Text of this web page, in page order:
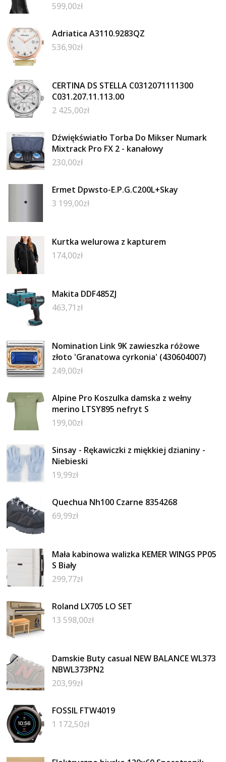
599,00zł
Adriatica A3110.9283QZ
536,90zł
CERTINA DS STELLA C0312071111300
C031.207.11.113.00
2 425,00zł
Dźwiękświatło Torba Do Mikser Numark
Mixtrack Pro FX 2 - kanałowy
230,00zł
Ermet Dpwsto-E.P.G.C200L+Skay
3 199,00zł
Kurtka welurowa z kapturem
174,00zł
Makita DDF485ZJ
463,71zł
Nomination Link 9K zawieszka różowe
złoto 'Granatowa cyrkonia' (430604007)
249,00zł
Alpine Pro Koszulka damska z wełny
merino LTSY895 nefryt S
199,00zł
Sinsay - Rękawiczki z miękkiej dzianiny -
Niebieski
19,99zł
Quechua Nh100 Czarne 8354268
69,99zł
Mała kabinowa walizka KEMER WINGS PP05
S Biały
299,77zł
Roland LX705 LO SET
13 598,00zł
Damskie Buty casual NEW BALANCE WL373
NBWL373PN2
203,99zł
FOSSIL FTW4019
1 172,50zł